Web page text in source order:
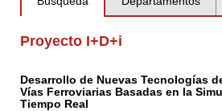
Proyecto I+D+i
Desarrollo de Nuevas Tecnologías
Vías Ferroviarias Basadas en la
Tiempo Real